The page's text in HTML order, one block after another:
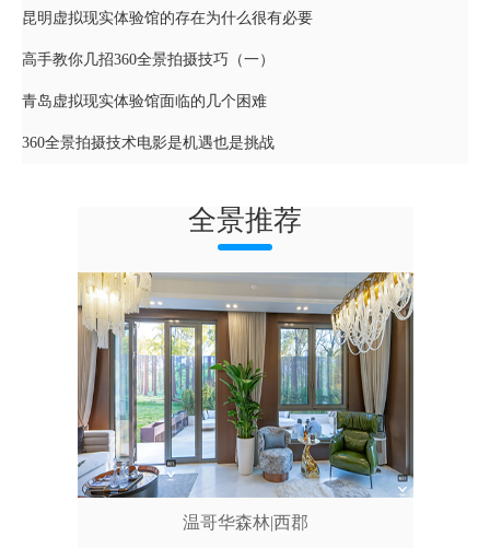
昆明虚拟现实体验馆的存在为什么很有必要
高手教你几招360全景拍摄技巧（一）
青岛虚拟现实体验馆面临的几个困难
360全景拍摄技术电影是机遇也是挑战
全景推荐
温哥华森林|西郡